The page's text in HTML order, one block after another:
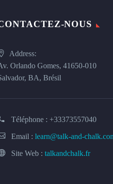
NOUS
Address:
Orlando Gomes, 41650-010
BA, Brésil
Téléphone : +33373557040
Email : learn@talk-and-
Site Web : talkandchalk.fr